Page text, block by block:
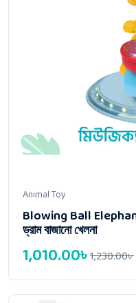
Animal Toy
Blowing Ball Elephant
ড্রাম বাজানো খেলনা
1,230.00৳
1,010.00৳